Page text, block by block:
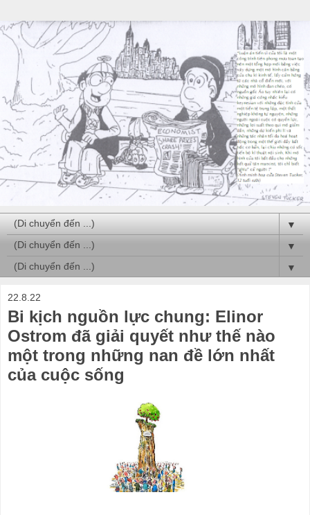
▼
▼
▼
22.8.22
Bi kịch nguồn lực chung: Elinor
Ostrom đã giải quyết như thế nào
một trong những nan đề lớn nhất
của cuộc sống